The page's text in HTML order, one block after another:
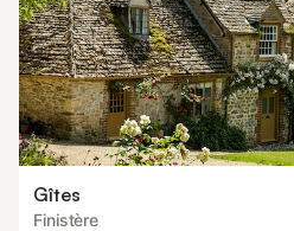
Gîtes
Finistère